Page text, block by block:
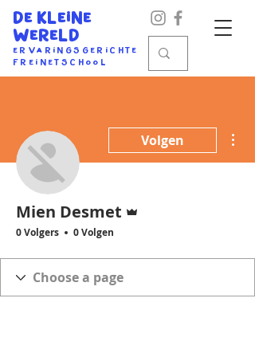
DE KLEINE
WERELD
Ervaringsger ichte
Freinetschool
Volgen
Mien Desmet
0 Volgers 0 Volgen